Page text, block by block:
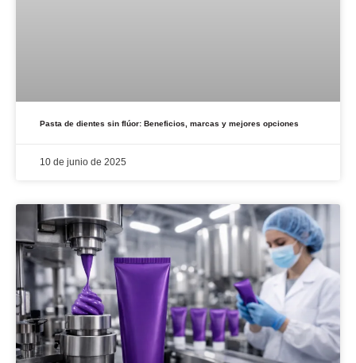
Pasta de dientes sin flúor: Beneficios, marcas y mejores opciones
10 de junio de 2025